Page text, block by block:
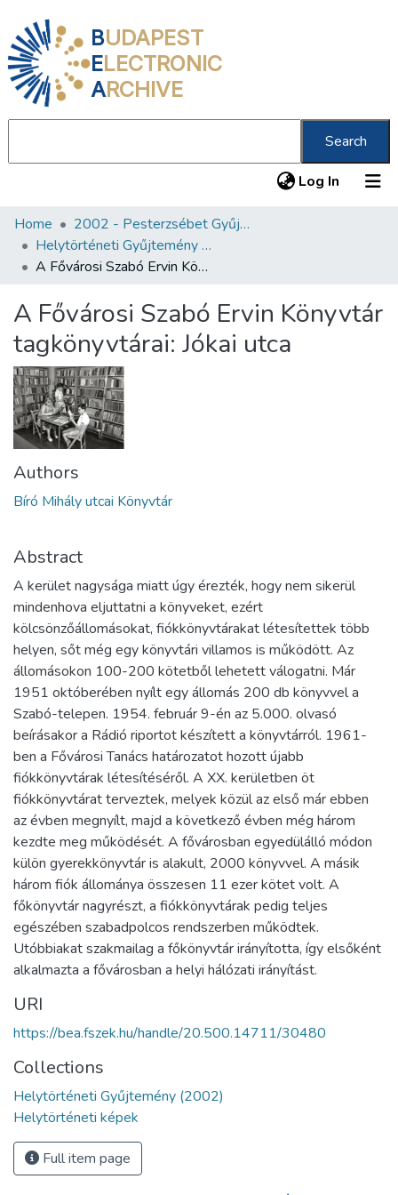
BUDAPEST
ELECTRONIC
ARCHIVE
Search
Log In (current)
Communities & Collections
All of DSpace
About us
Home
2002 - Pesterzsébet Gyűjtemény
Helytörténeti Gyűjtemény (2002)
A Fővárosi Szabó Ervin Könyvtár tagkönyvtárai: Jókai utca
A Fővárosi Szabó Ervin Könyvtár
tagkönyvtárai: Jókai utca
Authors
Bíró Mihály utcai Könyvtár
Abstract
A kerület nagysága miatt úgy érezték, hogy nem sikerül
mindenhova eljuttatni a könyveket, ezért
kölcsönzőállomásokat, fiókkönyvtárakat létesítettek több
helyen, sőt még egy könyvtári villamos is működött. Az
állomásokon 100-200 kötetből lehetett válogatni. Már
1951 októberében nyílt egy állomás 200 db könyvvel a
Szabó-telepen. 1954. február 9-én az 5.000. olvasó
beírásakor a Rádió riportot készített a könyvtárról. 1961-
ben a Fővárosi Tanács határozatot hozott újabb
fiókkönyvtárak létesítéséről. A XX. kerületben öt
fiókkönyvtárat terveztek, melyek közül az első már ebben
az évben megnyílt, majd a következő évben még három
kezdte meg működését. A fővárosban egyedülálló módon
külön gyerekkönyvtár is alakult, 2000 könyvvel. A másik
három fiók állománya összesen 11 ezer kötet volt. A
főkönyvtár nagyrészt, a fiókkönyvtárak pedig teljes
egészében szabadpolcos rendszerben működtek.
Utóbbiakat szakmailag a főkönyvtár irányította, így elsőként
alkalmazta a fővárosban a helyi hálózati irányítást.
URI
https://bea.fszek.hu/handle/20.500.14711/30480
Collections
Helytörténeti Gyűjtemény (2002)
Helytörténeti képek
Full item page